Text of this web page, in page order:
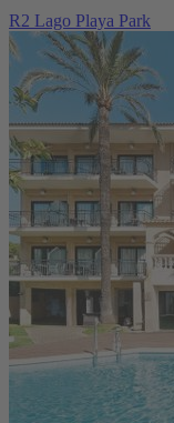
R2 Lago Playa Park